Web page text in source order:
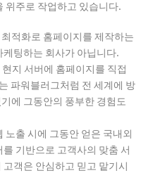
위주로 작업하고 있습니다.
적화로 홈페이지를 제작하는
팅하는 회사가 아닙니다.
지 서버에 홈페이지를 직접
파워블러그처럼 전 세계에 방
에 그동안의 풍부한 경험도
노출 시에 그동안 얻은 국내외
기반으로 고객사의 맞춤 서
객은 안심하고 믿고 맡기시